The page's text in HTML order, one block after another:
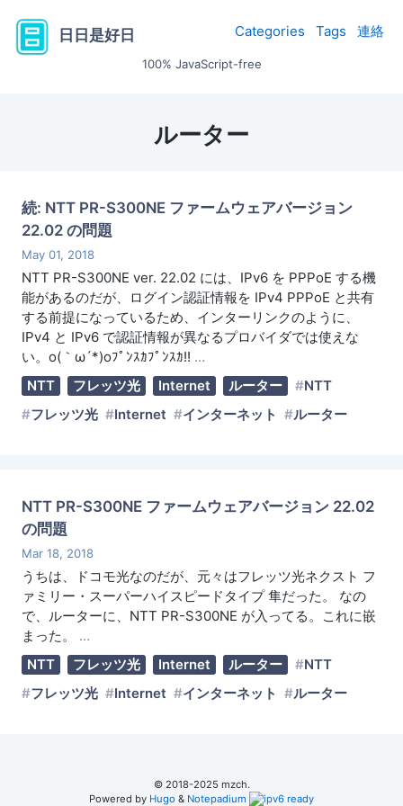
日日是好日 Categories Tags 連絡
100% JavaScript-free
ルーター
続: NTT PR-S300NE ファームウェアバージョン
22.02 の問題
May 01, 2018
NTT PR-S300NE ver. 22.02 には、IPv6 を PPPoE する機
能があるのだが、ログイン認証情報を IPv4 PPPoE と共有
する前提になっているため、インターリンクのように、
IPv4 と IPv6 で認証情報が異なるプロバイダでは使えな
い。o(｀ω´*)oﾌﾟﾝｽｶﾌﾟﾝｽｶ!! …
NTT
フレッツ光 Internet ルーター
NTT
フレッツ光
Internet インターネット ルーター
NTT PR-S300NE ファームウェアバージョン 22.02
の問題
Mar 18, 2018
うちは、ドコモ光なのだが、元々はフレッツ光ネクスト フ
ァミリー・スーパーハイスピードタイプ 隼だった。 なの
で、ルーターに、NTT PR-S300NE が入ってる。これに嵌
まった。 …
NTT
フレッツ光 Internet ルーター
NTT
フレッツ光
Internet インターネット ルーター
© 2018-2025 mzch.
Powered by Hugo & Notepadium